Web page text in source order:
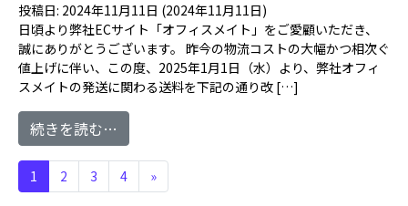
投稿日: 2024年11月11日 (2024年11月11日)
日頃より弊社ECサイト「オフィスメイト」をご愛顧いただき、
誠にありがとうございます。 昨今の物流コストの大幅かつ相次ぐ
値上げに伴い、この度、2025年1月1日（水）より、弊社オフィ
スメイトの発送に関わる送料を下記の通り改 […]
続きを読む…
投稿ナビゲーション
1 2 3 4 »